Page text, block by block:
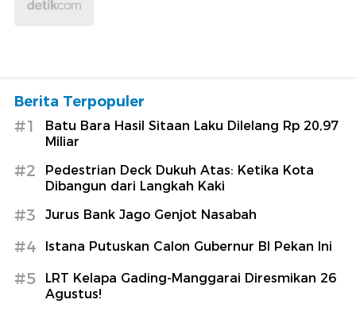
Berita Terpopuler
#1
Batu Bara Hasil Sitaan Laku Dilelang Rp 20,97
Miliar
#2
Pedestrian Deck Dukuh Atas: Ketika Kota
Dibangun dari Langkah Kaki
#3 Jurus Bank Jago Genjot Nasabah
#4 Istana Putuskan Calon Gubernur BI Pekan Ini
#5
LRT Kelapa Gading-Manggarai Diresmikan 26
Agustus!